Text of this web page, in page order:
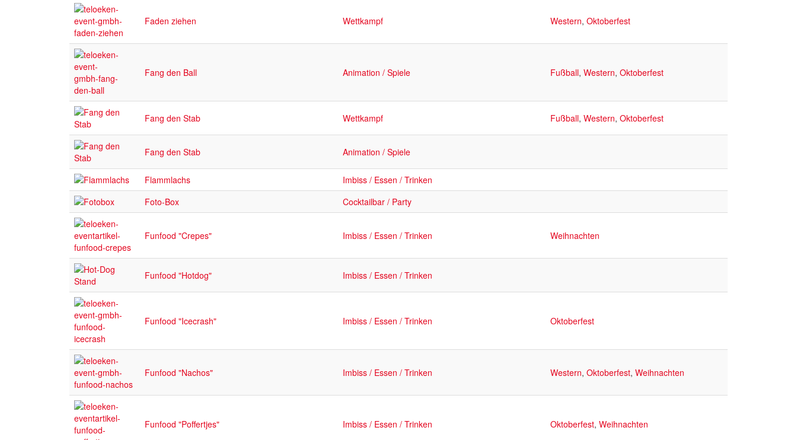
Faden ziehen Wettkampf Western, Oktoberfest
Fang den Ball Animation / Spiele Fußball, Western, Oktoberfest
Fang den Stab Wettkampf Fußball, Western, Oktoberfest
Fang den Stab Animation / Spiele
Flammlachs
Imbiss / Essen / Trinken
Foto-Box
Cocktailbar / Party
Funfood "Crepes" Imbiss / Essen / Trinken Weihnachten
Funfood "Hotdog" Imbiss / Essen / Trinken
Funfood "Icecrash" Imbiss / Essen / Trinken Oktoberfest
Funfood "Nachos" Imbiss / Essen / Trinken Western, Oktoberfest, Weihnachten
Funfood "Poffertjes" Imbiss / Essen / Trinken Oktoberfest, Weihnachten